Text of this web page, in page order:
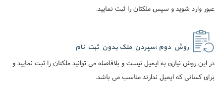
عبور وارد شوید و سپس ملکتان را ثبت نمایید.
روش دوم :سپردن ملک بدون ثبت نام
در این روش نیازی به ایمیل نیست و بلافاصله می توانید ملکتان را ثبت نمایید و
برای کسانی که ایمیل ندارند مناسب می باشد.